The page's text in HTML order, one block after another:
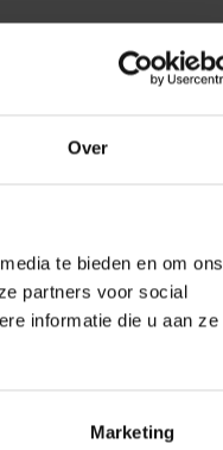
Over
te bieden en om ons
partners voor social
informatie die u aan ze
Marketing